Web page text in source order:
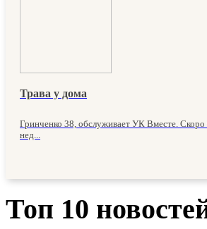
Трава у дома
Гринченко 38, обслуживает УК Вместе.
нед...
Топ 10